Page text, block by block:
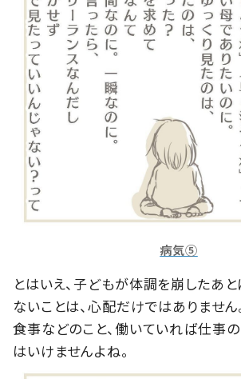
病気⑤
とはいえ、子どもが体調を崩したあ
ないことは、心配だけではありません
食事などのこと、働いていれば仕事
はいけませんよね。